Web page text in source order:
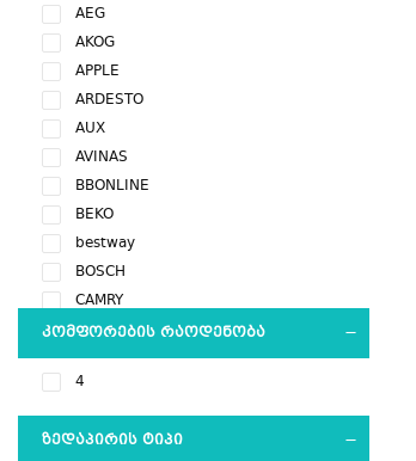
AEG
AKOG
APPLE
ARDESTO
AUX
AVINAS
BBONLINE
BEKO
bestway
BOSCH
CAMRY
CAR&HOME
CHIGO
COLORVIEW
DAEWOO
DESSINI
ᲙᲝᲛᲤᲝᲠᲔᲑᲘᲡ ᲠᲐᲝᲓᲔᲜᲝᲑᲐ
4
ᲖᲔᲓᲐᲞᲘᲠᲘᲡ ᲢᲘᲞᲘ